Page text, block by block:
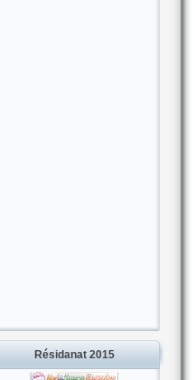
Résidanat 2015